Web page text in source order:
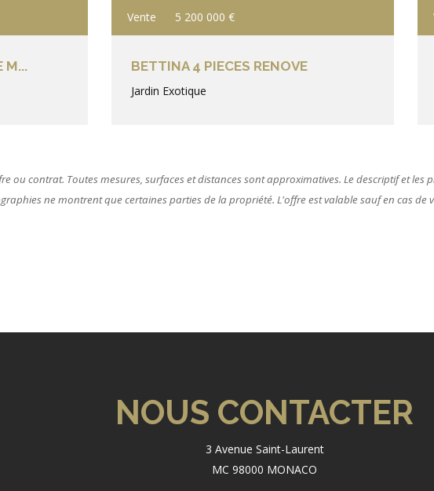
M...
Vente 5 200 000 €
BETTINA 4 PIECES RENOVE
Jardin Exotique
ou contrat. Toutes mesures, surfaces et distances sont approximatives. Le descriptif et
ne montrent que certaines parties de la propriété. L'offre est valable sauf en cas
NOUS CONTACTER
3 Avenue Saint-Laurent
MC 98000 MONACO